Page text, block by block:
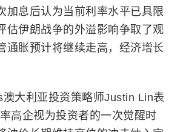
加息后认为当前利率水平已具限
估伊朗战争的外溢影响争取了观
胀预计将继续走高，经济增长
大利亚投资策略师Justin Lin表
高企视为投资者的一次觉醒时